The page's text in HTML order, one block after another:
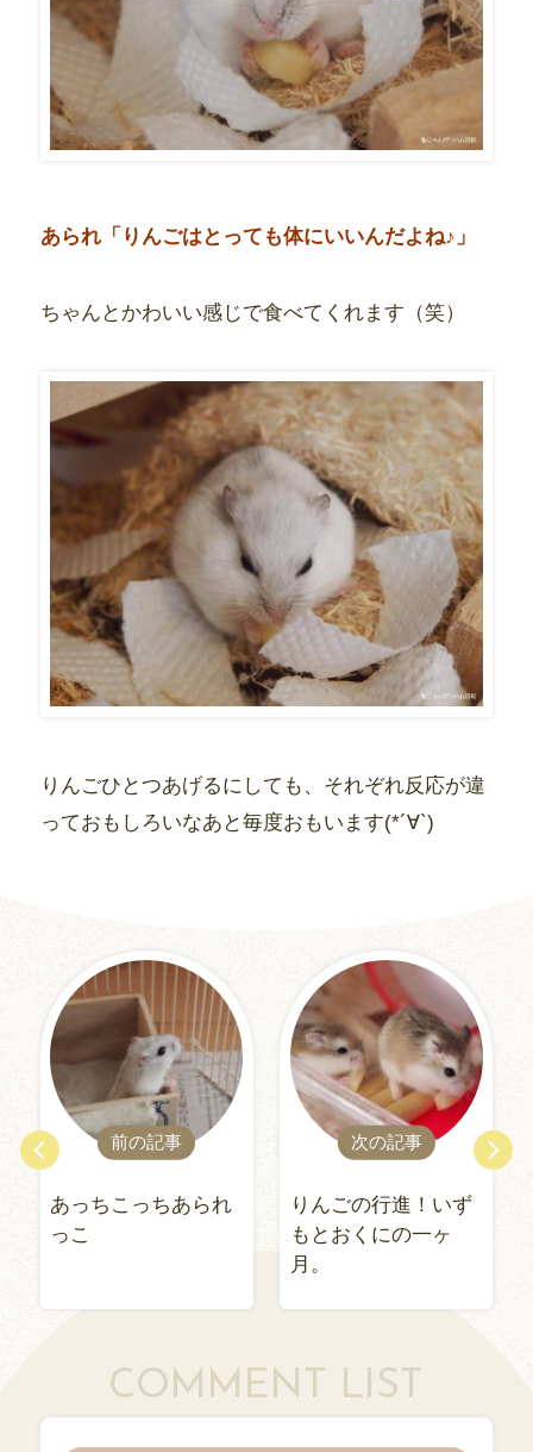
あられ「りんごはとっても体にいいんだよね♪」
ちゃんとかわいい感じで食べてくれます（笑）
りんごひとつあげるにしても、それぞれ反応が違
っておもしろいなあと毎度おもいます(*´∀`)
前の記事
あっちこっちあられ
っこ
次の記事
りんごの行進！いず
もとおくにの一ヶ
月。
COMMENT LIST